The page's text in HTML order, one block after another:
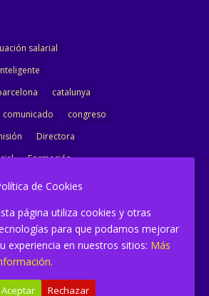
salarial
catalunya
comunicado
congreso
Directora
Formación
Jurisprudencia
Ministra Justicia
noticias
oficina
reunión salarial
de Cookies
página utiliza cookies y otras
para que podamos mejorar
experiencia en nuestros sitios: Más
Aceptar Rechazar